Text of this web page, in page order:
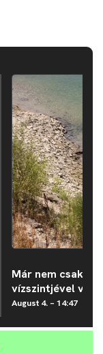
Már nem csak a
vízszintjével van
August 4. – 14:47